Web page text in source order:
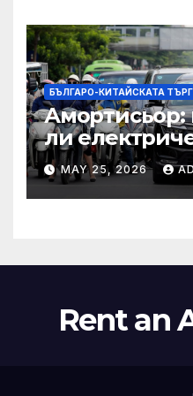
по целия
БЪЛГАРО-КИТАЙСКАТА
Амортисьор:
ли
на АСЕАН със
2045 г.?
MAY 25, 2026
Rent an